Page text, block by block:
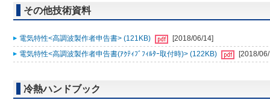
その他技術資料
電気特性<高調波製作者申告書> (121KB)
[2018/06/14]
電気特性<高調波製作者申告書(ｱｸﾃｨﾌﾞﾌｨﾙﾀｰ取付時)> (122KB)
[2018/
冷熱ハンドブック